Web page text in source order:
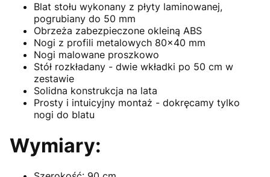
Blat stołu wykonany z płyty laminowanej,
pogrubiany do 50 mm
Obrzeża zabezpieczone okleiną ABS
Nogi z profili metalowych 80x40 mm
Nogi malowane proszkowo
Stół rozkładany - dwie wkładki po 50 cm w
zestawie
Solidna konstrukcja na lata
Prosty i intuicyjny montaż - dokręcamy tylko
nogi do blatu
Wymiary: